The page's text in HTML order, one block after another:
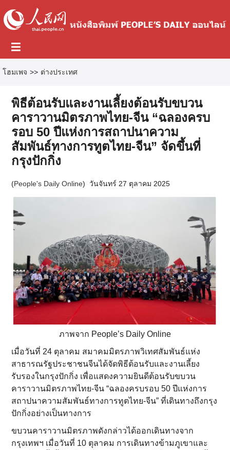
โฮมเพจ >> ต่างประเทศ
พิธีต้อนรับและงานเลี้ยงต้อนรับขบวน
คาราวานมิตรภาพไทย-จีน “ฉลองครบ
รอบ 50 ปีแห่งการสถาปนาความ
สัมพันธ์ทางการทูตไทย-จีน” จัดขึ้นที่
กรุงปักกิ่ง
(People's Daily Online) วันจันทร์ 27 ตุลาคม 2025
ภาพจาก People’s Daily Online
เมื่อวันที่ 24 ตุลาคม สมาคมมิตรภาพวิเทศสัมพันธ์แห่ง
สาธารณรัฐประชาชนจีนได้จัดพิธีต้อนรับและงานเลี้ยง
รับรองในกรุงปักกิ่ง เพื่อแสดงความยินดีต้อนรับขบวน
คาราวานมิตรภาพไทย-จีน “ฉลองครบรอบ 50 ปีแห่งการ
สถาปนาความสัมพันธ์ทางการทูตไทย-จีน” ที่เดินทางถึงกรุง
ปักกิ่งอย่างเป็นทางการ
ขบวนคาราวานมิตรภาพดังกล่าวได้ออกเดินทางจาก
กรุงเทพฯ เมื่อวันที่ 10 ตุลาคม การเดินทางข้ามภูเขาและ